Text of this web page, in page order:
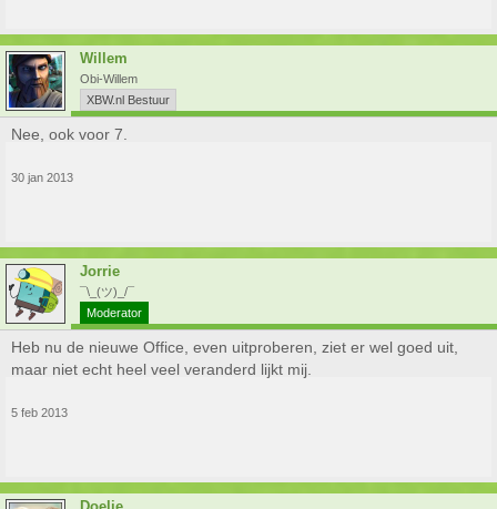
Willem
Obi-Willem
XBW.nl Bestuur
Nee, ook voor 7.
30 jan 2013
Jorrie
¯\_(ツ)_/¯
Moderator
Heb nu de nieuwe Office, even uitproberen, ziet er wel goed uit,
maar niet echt heel veel veranderd lijkt mij.
5 feb 2013